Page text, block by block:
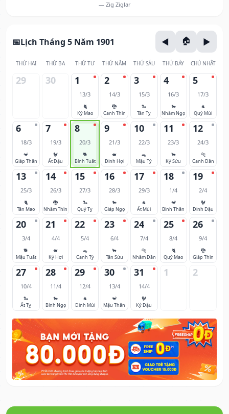
— Zig Ziglar
Lịch Tháng 5 Năm 1901
THỨ HAI THỨ BA THỨ TƯ THỨ NĂM THỨ SÁU THỨ BẢY CHỦ NHẬT
29 30 1
13/3
🐈
Kỷ Mão
2
14/3
🐉
Canh Thìn
3
15/3
🐍
Tân Tỵ
4
16/3
🐎
Nhâm Ngọ
5
17/3
🐐
Quý Mùi
6
18/3
🐒
Giáp Thân
7
19/3
🐓
Ất Dậu
8
20/3
🐕
Bính Tuất
9
21/3
🐖
Đinh Hợi
10
22/3
🐀
Mậu Tý
11
23/3
🐂
Kỷ Sửu
12
24/3
🐅
Canh Dần
13
25/3
🐈
Tân Mão
14
26/3
🐉
Nhâm Thìn
15
27/3
🐍
Quý Tỵ
16
28/3
🐎
Giáp Ngọ
17
29/3
🐐
Ất Mùi
18
1/4
🐒
Bính Thân
19
2/4
🐓
Đinh Dậu
20
3/4
🐕
Mậu Tuất
21
4/4
🐖
Kỷ Hợi
22
5/4
🐀
Canh Tý
23
6/4
🐂
Tân Sửu
24
7/4
🐅
Nhâm Dần
25
8/4
🐈
Quý Mão
26
9/4
🐉
Giáp Thìn
27
10/4
🐍
Ất Tỵ
28
11/4
🐎
Bính Ngọ
29
12/4
🐐
Đinh Mùi
30
13/4
🐒
Mậu Thân
31
14/4
🐓
Kỷ Dậu
1 2